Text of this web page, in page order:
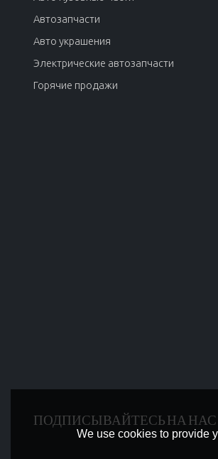
Автозапчасти
Авто украшения
Электрические автозапчасти
Горячие продажи
ПОДПИСЫВАЙТЕСЬ НА НАС
We use cookies to provide